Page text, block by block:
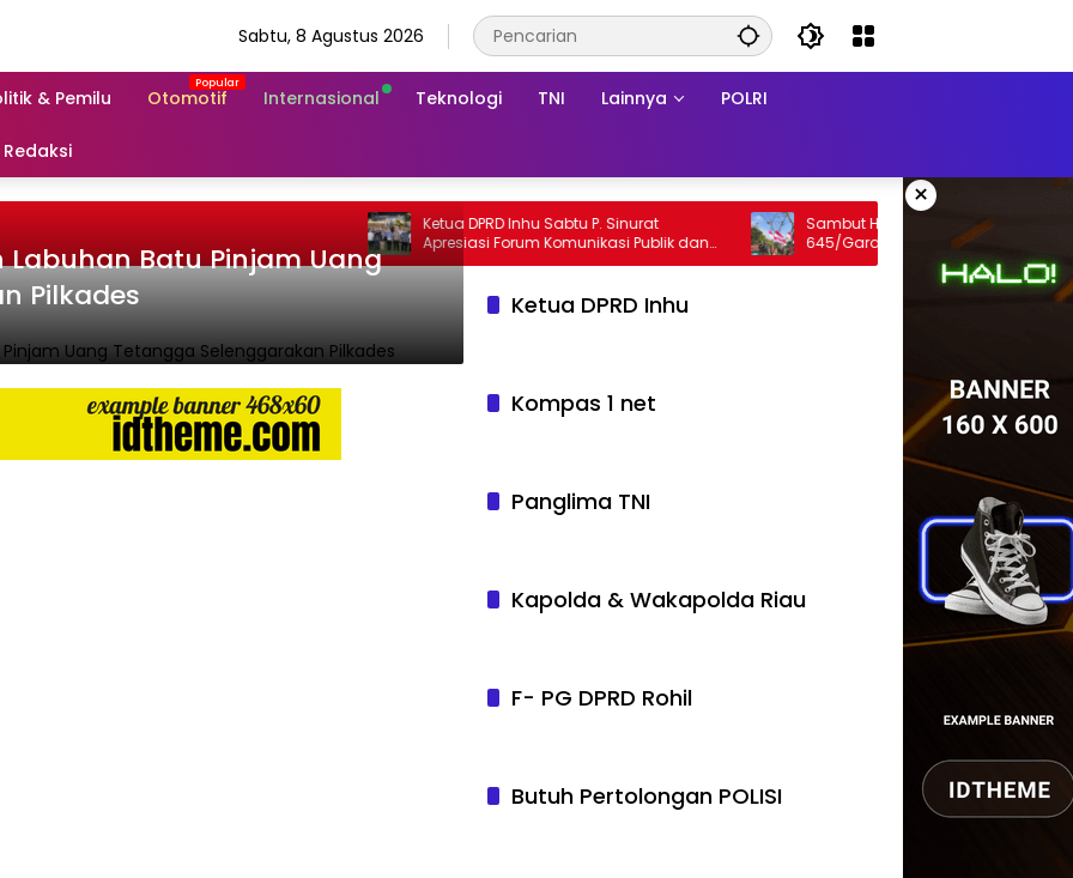
Sabtu, 8 Agustus 2026
& Pemilu Otomotif Internasional Teknologi TNI Lainnya POLRI
Redaksi
×
Ketua DPRD Inhu Sabtu P. Sinurat
Apresiasi Forum Komunikasi Publik dan
Ngopi Bersama Kejari Inhu
Sambut HUT RI, Pos Walesi Satgas Yonif
645/Gardatama Yudha Bersama
Warga, Kibarkan Merah Putih di Bukit
Labuhan Batu Pinjam Uang
Pilkades
Ketua DPRD Inhu
Kompas 1 net
Panglima TNI
Kapolda & Wakapolda Riau
F- PG DPRD Rohil
Butuh Pertolongan POLISI